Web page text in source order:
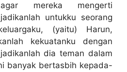
mereka mengerti
untukku seorang
(yaitu) Harun,
kekuatanku dengan
dia teman dalam
banyak bertasbih kepada-